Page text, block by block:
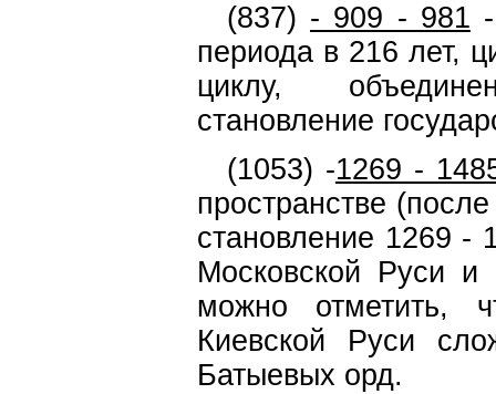
(837) - 909 - 981
периода в 216 лет,
циклу,
становление
(1053) -1269 -
пространстве
становление 1269 -
Московской Руси и
можно отметить,
Киевской Руси
Батыевых орд.